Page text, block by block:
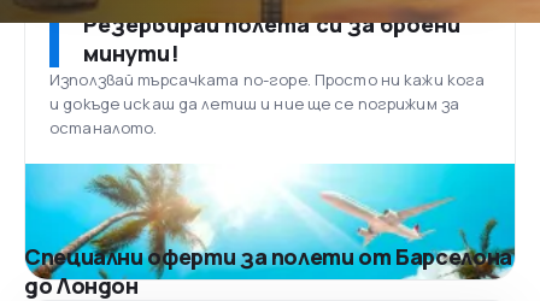
Резервирай полета си за броени
минути!
Използвай търсачката по-горе. Просто ни кажи кога
и докъде искаш да летиш и ние ще се погрижим за
останалото.
Специални оферти за полети от Барселона
до Лондон